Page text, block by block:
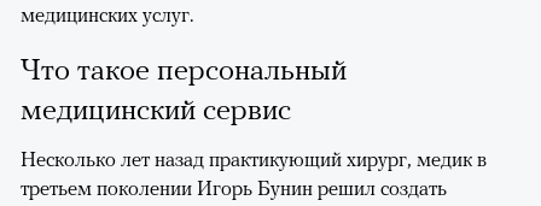
медицинских услуг.
Что такое персональный
медицинский сервис
Несколько лет назад практикующий хирург, медик в
третьем поколении Игорь Бунин решил создать